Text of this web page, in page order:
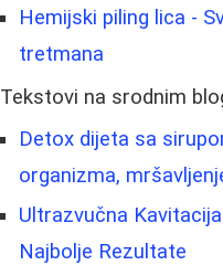
Hemijski piling lica -
tretmana
Tekstovi na srodnim
Detox dijeta sa
organizma,
Ultrazvučna
Najbolje Rezultate